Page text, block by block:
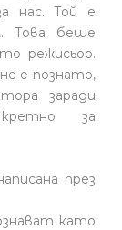
нас. Той е
Това беше
режисьор.
е познато,
заради
за
през
като